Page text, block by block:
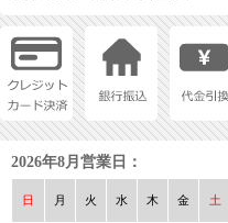
CBR1000RR-
2025/06/05
【新商品】
CB1000
2025/05/22
【新商品】
テム ゼファ
2025/04/21
【新商品】
2025/04/21
【新商品】
2026年8月営業日：
日 月 火 水 木 金 土